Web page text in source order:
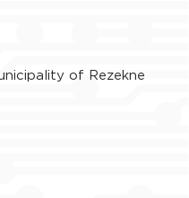
of Rezekne